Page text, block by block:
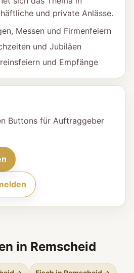
und private Anlässe.
Messen und Firmenfeiern
und Jubiläen
und Empfänge
Buttons für Auftraggeber
in Remscheid